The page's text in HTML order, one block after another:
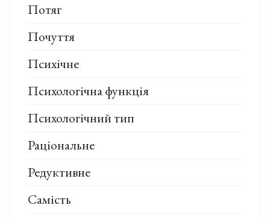
Потяг
Почуття
Психічне
Психологічна функція
Психологічний тип
Раціональне
Редуктивне
Самість